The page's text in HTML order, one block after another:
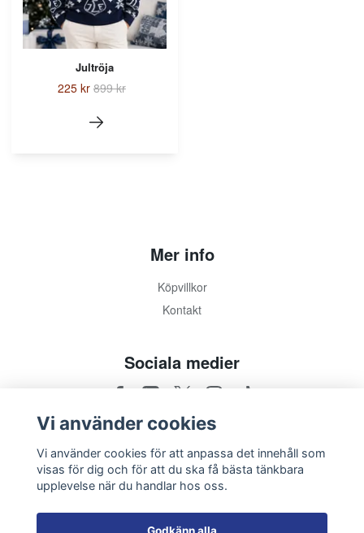
Jultröja
225 kr 899 kr
Mer info
Köpvillkor
Kontakt
Sociala medier
Vi använder cookies
Vi använder cookies för att anpassa det innehåll som
visas för dig och för att du ska få bästa tänkbara
upplevelse när du handlar hos oss.
Godkänn alla